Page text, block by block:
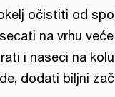
očistiti od
na vrhu
i naseci na
dodati biljni